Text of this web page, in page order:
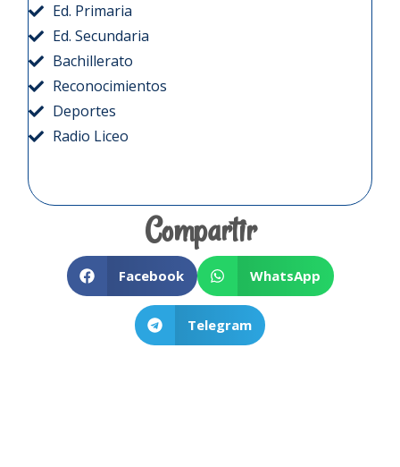
Ed. Primaria
Ed. Secundaria
Bachillerato
Reconocimientos
Deportes
Radio Liceo
Compartir
Facebook WhatsApp
Telegram